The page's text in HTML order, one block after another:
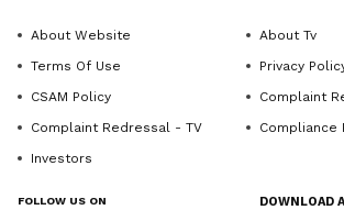
About Website
About Tv
Terms Of Use
Privacy
CSAM Policy
Complaint
Complaint Redressal - TV
Compliance
Investors
FOLLOW US ON DOWNLOAD